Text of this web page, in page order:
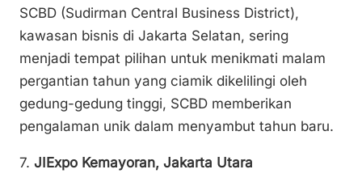
SCBD (Sudirman Central Business District),
kawasan bisnis di Jakarta Selatan, sering
menjadi tempat pilihan untuk menikmati malam
pergantian tahun yang ciamik dikelilingi oleh
gedung-gedung tinggi, SCBD memberikan
pengalaman unik dalam menyambut tahun baru.
7. JIExpo Kemayoran, Jakarta Utara